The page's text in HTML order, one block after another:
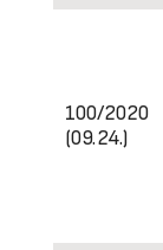
100/2020
(09.24.)